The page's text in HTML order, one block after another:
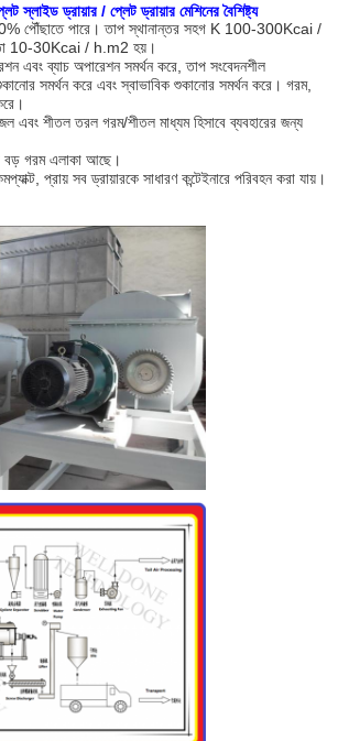
স্লাইড ড্রায়ার / প্লেট ড্রায়ার মেশিনের বৈশিষ্ট্য
পৌঁছাতে পারে। তাপ স্থানান্তর সহগ K 100-300Kcai /
10-30Kcai / h.m2 হয়।
এবং ব্যাচ অপারেশন সমর্থন করে, তাপ সংবেদনশীল
সমর্থন করে এবং স্বাভাবিক শুকানোর সমর্থন করে। গরম,
এবং শীতল তরল গরম/শীতল মাধ্যম হিসাবে ব্যবহারের জন্য
বড় গরম এলাকা আছে।
প্রায় সব ড্রায়ারকে সাধারণ কন্টেইনারে পরিবহন করা যায়।